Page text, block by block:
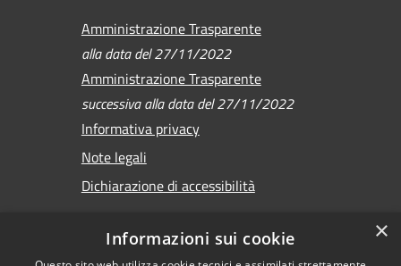
Amministrazione Trasparente
alla data del 27/11/2022
Amministrazione Trasparente
successiva alla data del 27/11/2022
Informativa privacy
Note legali
Dichiarazione di accessibilità
×
Informazioni sui cookie